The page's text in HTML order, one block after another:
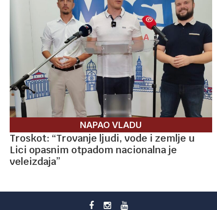
NAPAO VLADU
Troskot: “Trovanje ljudi, vode i zemlje u
Lici opasnim otpadom nacionalna je
veleizdaja”